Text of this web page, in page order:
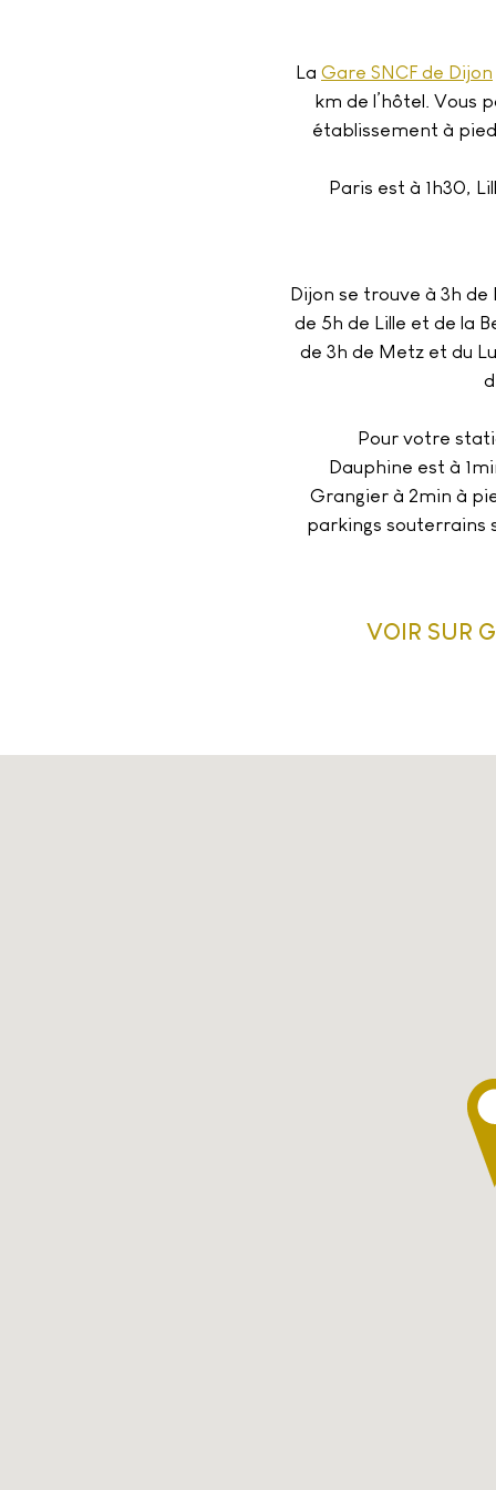
La Gare SNCF de Dijon
km de l’hôtel. Vous
établissement à
Paris est à 1h30,
Dijon se trouve à 3h de
de 5h de Lille et de la
de 3h de Metz et du
Pour votre
Dauphine est à
Grangier à 2min à
parkings souterrains
VOIR SUR